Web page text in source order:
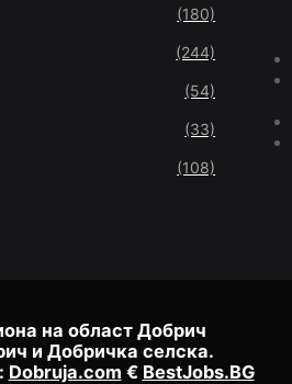
(180)
(244)
(54)
(33)
(108)
на област Добрич
и Добричка селска.
Dobruja.com € BestJobs.BG